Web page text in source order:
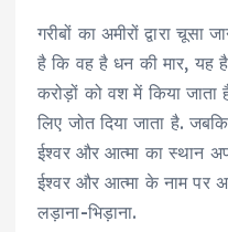
गरीबों का अमीरों द्वारा चूसा
है कि वह है धन की मार, यह है
करोड़ों को वश में किया
लिए जोत दिया जाता है.
ईश्‍वर और आत्‍मा का स्‍थान
ईश्‍वर और आत्‍मा के नाम पर
लड़ाना-भिड़ाना.